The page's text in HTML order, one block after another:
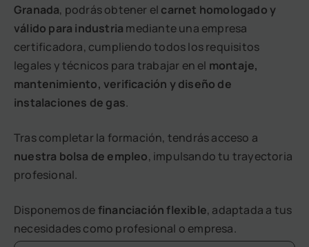
Granada, podrás obtener el carnet homologado y
válido para industria mediante una empresa
certificadora, cumpliendo todos los requisitos
legales y técnicos para trabajar en el montaje,
mantenimiento, verificación y diseño de
instalaciones de gas.
Tras completar la formación, tendrás acceso a
nuestra bolsa de empleo, impulsando tu trayectoria
profesional.
Disponemos definanciación flexible, adaptada a tus
necesidades como profesional o empresa.